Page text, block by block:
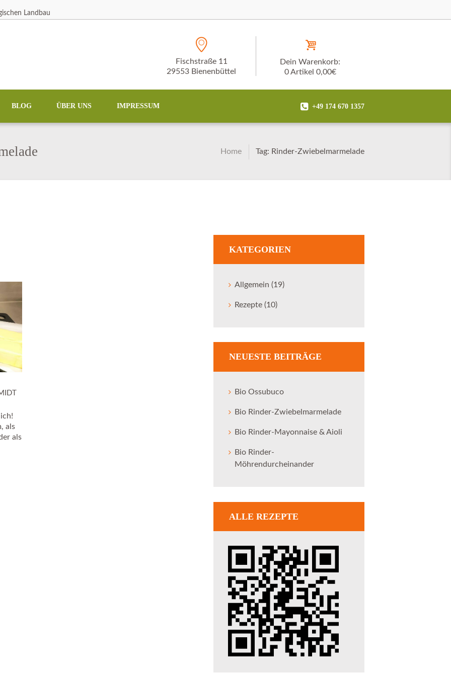
Landbau
Dein Warenkorb:
0 Artikel 0,00€
Fischstraße 11
29553 Bienenbüttel
BLOG ÜBER UNS IMPRESSUM +49 174 670 1357
Home Tag: Rinder-Zwiebelmarmelade
als
als
KATEGORIEN
Allgemein (19)
Rezepte(10)
NEUESTE BEITRÄGE
Bio Ossubuco
Bio Rinder-Zwiebelmarmelade
Bio Rinder-Mayonnaise & Aioli
Bio Rinder-
Möhrendurcheinander
ALLE REZEPTE